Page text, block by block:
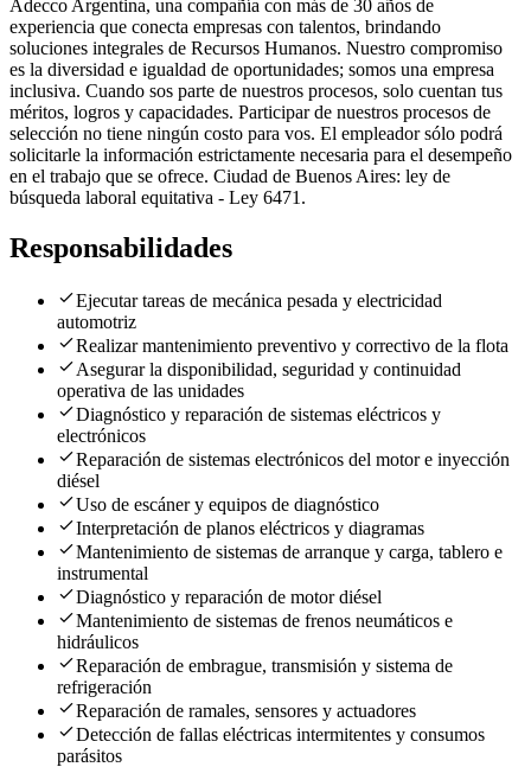
Adecco Argentina, una compañía con más de 30 años de
experiencia que conecta empresas con talentos, brindando
soluciones integrales de Recursos Humanos. Nuestro compromiso
es la diversidad e igualdad de oportunidades; somos una empresa
inclusiva. Cuando sos parte de nuestros procesos, solo cuentan tus
méritos, logros y capacidades. Participar de nuestros procesos de
selección no tiene ningún costo para vos. El empleador sólo podrá
solicitarle la información estrictamente necesaria para el desempeño
en el trabajo que se ofrece. Ciudad de Buenos Aires: ley de
búsqueda laboral equitativa - Ley 6471.
Responsabilidades
Ejecutar tareas de mecánica pesada y electricidad
automotriz
Realizar mantenimiento preventivo y correctivo de la flota
Asegurar la disponibilidad, seguridad y continuidad
operativa de las unidades
Diagnóstico y reparación de sistemas eléctricos y
electrónicos
Reparación de sistemas electrónicos del motor e inyección
diésel
Uso de escáner y equipos de diagnóstico
Interpretación de planos eléctricos y diagramas
Mantenimiento de sistemas de arranque y carga, tablero e
instrumental
Diagnóstico y reparación de motor diésel
Mantenimiento de sistemas de frenos neumáticos e
hidráulicos
Reparación de embrague, transmisión y sistema de
refrigeración
Reparación de ramales, sensores y actuadores
Detección de fallas eléctricas intermitentes y consumos
parásitos